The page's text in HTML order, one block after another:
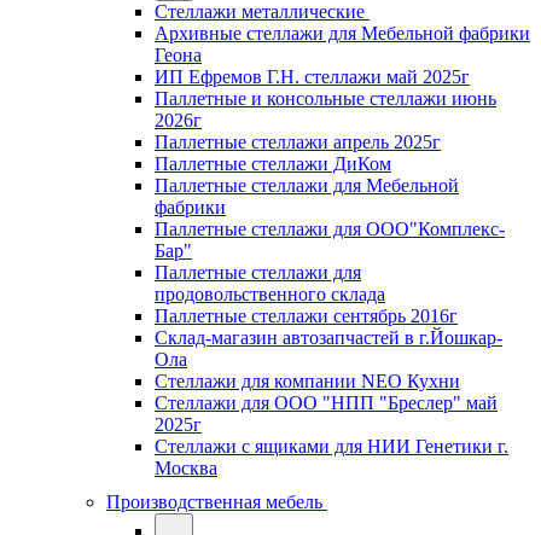
Стеллажи металлические
Архивные стеллажи для Мебельной фабрики
Геона
ИП Ефремов Г.Н. стеллажи май 2025г
Паллетные и консольные стеллажи июнь
2026г
Паллетные стеллажи апрель 2025г
Паллетные стеллажи ДиКом
Паллетные стеллажи для Мебельной
фабрики
Паллетные стеллажи для ООО"Комплекс-
Бар"
Паллетные стеллажи для
продовольственного склада
Паллетные стеллажи сентябрь 2016г
Склад-магазин автозапчастей в г.Йошкар-
Ола
Стеллажи для компании NEO Кухни
Стеллажи для ООО "НПП "Бреслер" май
2025г
Стеллажи с ящиками для НИИ Генетики г.
Москва
Производственная мебель